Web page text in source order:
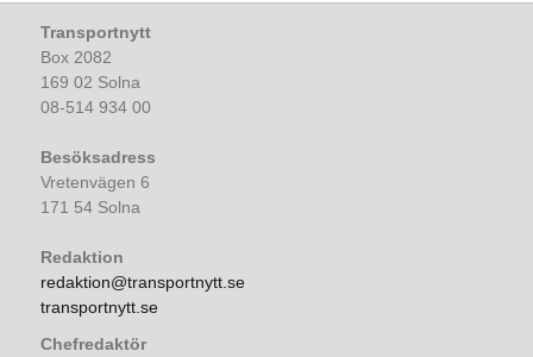
Transportnytt
Box 2082
169 02 Solna
08-514 934 00
Besöksadress
Vretenvägen 6
171 54 Solna
Redaktion
redaktion@transportnytt.se
transportnytt.se
Chefredaktör